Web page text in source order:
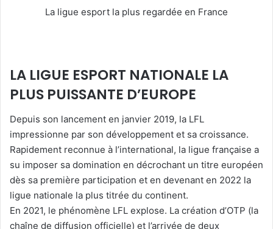
La ligue esport la plus regardée en France
LA LIGUE ESPORT NATIONALE LA
PLUS PUISSANTE D’EUROPE
Depuis son lancement en janvier 2019, la LFL
impressionne par son développement et sa croissance.
Rapidement reconnue à l’international, la ligue française a
su imposer sa domination en décrochant un titre européen
dès sa première participation et en devenant en 2022 la
ligue nationale la plus titrée du continent.
En 2021, le phénomène LFL explose. La création d’OTP (la
chaîne de diffusion officielle) et l’arrivée de deux